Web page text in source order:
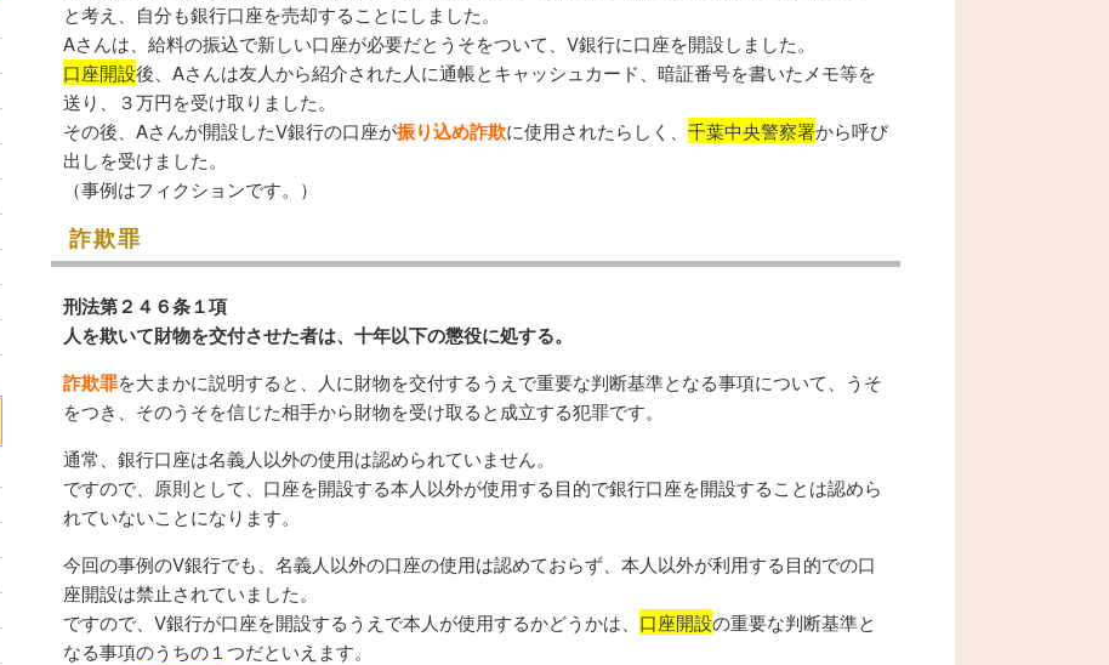
と考え、自分も銀行口座を売却することにしました。
Aさんは、給料の振込で新しい口座が必要だとうそをついて、V銀行に口座を開設しました。
口座開設後、Aさんは友人から紹介された人に通帳とキャッシュカード、暗証番号を書いたメモ等を
送り、３万円を受け取りました。
その後、Aさんが開設したV銀行の口座が振り込め詐欺に使用されたらしく、 千葉中央警察署から呼び
出しを受けました。
（事例はフィクションです。）
詐欺罪
刑法第２４６条１項
人を欺いて財物を交付させた者は、十年以下の懲役に処する。
詐欺罪を大まかに説明すると、人に財物を交付するうえで重要な判断基準となる事項について、うそ
をつき、そのうそを信じた相手から財物を受け取ると成立する犯罪です。
通常、銀行口座は名義人以外の使用は認められていません。
ですので、原則として、口座を開設する本人以外が使用する目的で銀行口座を開設することは認めら
れていないことになります。
今回の事例のV銀行でも、名義人以外の口座の使用は認めておらず、本人以外が利用する目的での口
座開設は禁止されていました。
ですので、V銀行が口座を開設するうえで本人が使用するかどうかは、 口座開設の重要な判断基準と
なる事項のうちの１つだといえます。